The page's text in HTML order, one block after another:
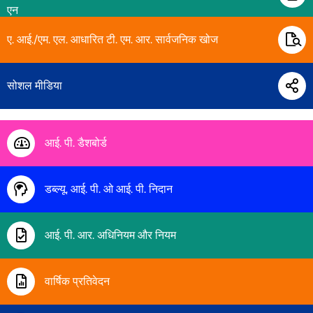
एन
ए. आई./एम. एल. आधारित टी. एम. आर. सार्वजनिक खोज
सोशल मीडिया
आई. पी. डैशबोर्ड
डब्ल्यू. आई. पी. ओ आई. पी. निदान
आई. पी. आर. अधिनियम और नियम
वार्षिक प्रतिवेदन